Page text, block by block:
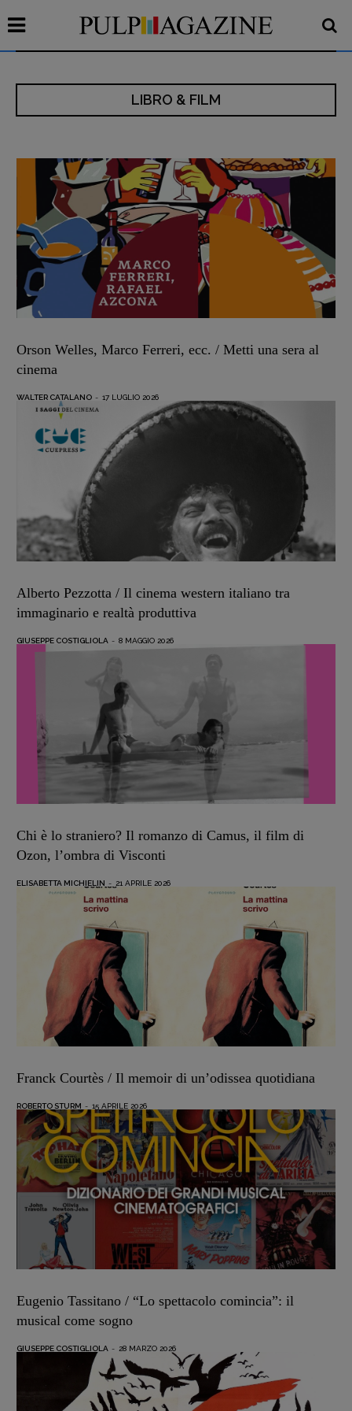
Recensioni
Primo Piano
RUBRICHE
Archeologie del
presente
Libro & Film
Pulp for kids
Opera prima
DOSSIER
12 dicembre
Blade Runner 40
Intelligenza Artificiale
Maestri sommersi
Pasolini 1922-2022
Psichedelia
Scienza
Stranimondi
Tornare a Ballard
Valerio Evangelisti
Vampirismi
DIRETTRICE RESPONSABILE
EDAZIONE
Walter Catalano,Giuseppe Costigliola
LIBRO & FILM
Orson Welles, Marco Ferreri, ecc. / Metti una sera al
cinema
WALTER CATALANO - 17 LUGLIO 2026
Alberto Pezzotta / Il cinema western italiano tra
immaginario e realtà produttiva
GIUSEPPE COSTIGLIOLA - 8 MAGGIO 2026
Chi è lo straniero? Il romanzo di Camus, il film di
Ozon, l’ombra di Visconti
ELISABETTA MICHIELIN - 21 APRILE 2026
Franck Courtès / Il memoir di un’odissea quotidiana
ROBERTO STURM - 15 APRILE 2026
Eugenio Tassitano / “Lo spettacolo comincia”: il
musical come sogno
GIUSEPPE COSTIGLIOLA - 28 MARZO 2026